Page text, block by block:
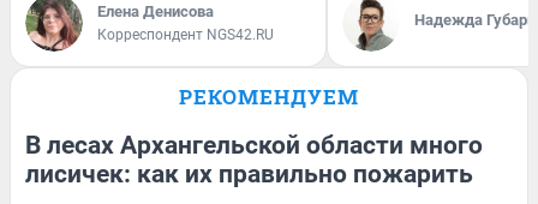
Елена Денисова
Корреспондент NGS42.RU
Надежда Губарь
РЕКОМЕНДУЕМ
В лесах Архангельской области много
лисичек: как их правильно пожарить